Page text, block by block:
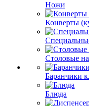
Ножи
Конверты
Столовые
Баранчики
Блюда